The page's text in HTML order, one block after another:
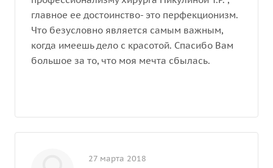
главное ее достоинство- это перфекционизм.
Что безусловно является самым важным,
когда имеешь дело с красотой. Спасибо Вам
большое за то, что моя мечта сбылась.
27 марта 2018